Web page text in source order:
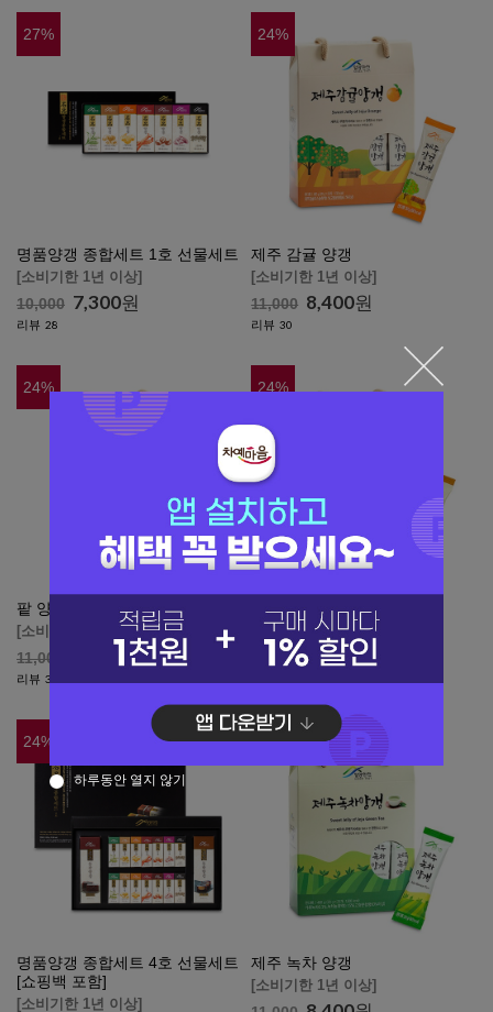
27%
명품양갱 종합세트 1호 선물세트
[소비기한 1년 이상]
10,000 7,300원
리뷰 28
24%
제주 감귤 양갱
[소비기한 1년 이상]
11,000 8,400원
리뷰 30
24%
팥 양갱
[소비기한 1년 이상]
11,000 원
리뷰 36
24%
제주 골드키위 양갱
[소비기한 1년 이상]
11,000 8,400원
24%
명품양갱 종합세트 4호 선물세트
[쇼핑백 포함]
[소비기한 1년 이상]
24%
제주 녹차 양갱
[소비기한 1년 이상]
하루동안 열지 않기